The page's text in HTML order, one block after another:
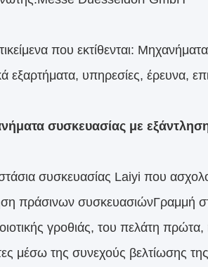
που εκτίθενται:
εξαρτήματα, υπηρεσίες, έρευνα,
συσκευασίας με
συσκευασίας Laiyi που
πράσινων συσκευασιώνΓραμμή
γροθιάς, του πελάτη πρώτα,
μέσω της συνεχούς βελτίωσης